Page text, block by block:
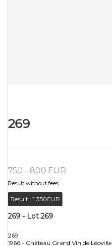
269
750 - 800 EUR
Result without fees
Result : 1 350EUR
269 - Lot 269
269
1966 - Château Grand Vin de Léoville